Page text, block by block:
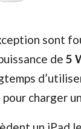
sont
de 5
charger